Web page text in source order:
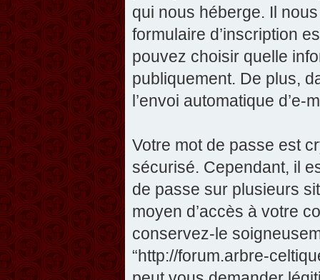
qui nous héberge. Il
formulaire d’inscription
pouvez choisir quelle
publiquement. De plus,
l’envoi automatique d’e-
Votre mot de passe est
sécurisé. Cependant, il
de passe sur plusieurs
moyen d’accès à votre
conservez-le
“http://forum.arbre-